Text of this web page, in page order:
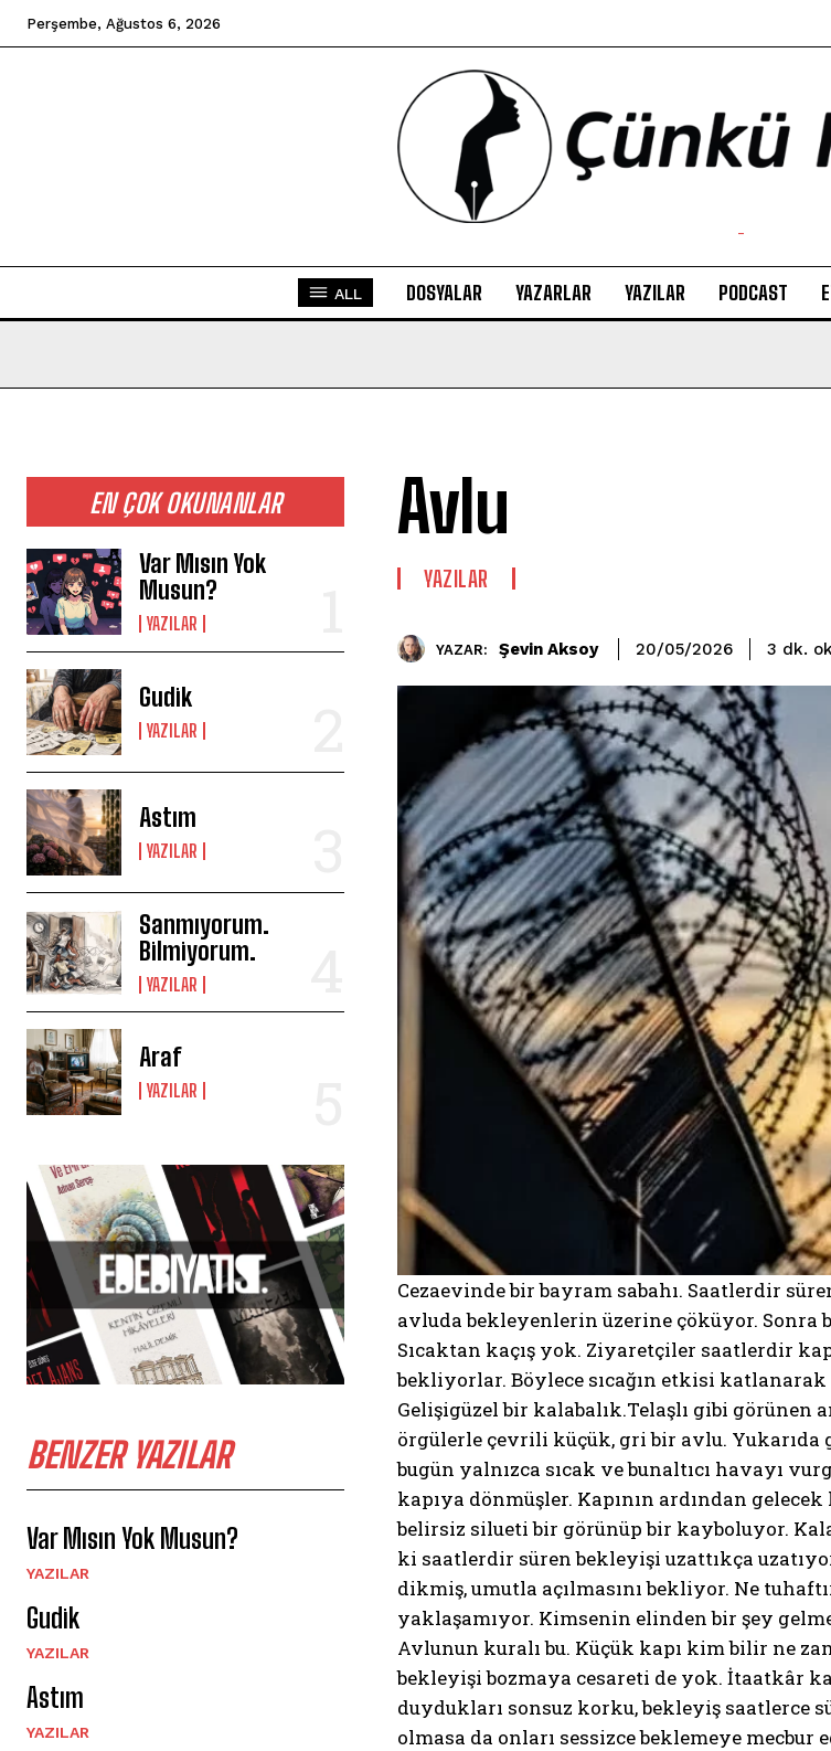
Perşembe, Ağustos 6, 2026
-
ALL DOSYALAR YAZARLAR YAZILAR PODCAST
EN ÇOK OKUNANLAR
Var Mısın Yok
Musun?
YAZILAR
Gudik
YAZILAR
Astım
YAZILAR
Sanmıyorum.
Bilmiyorum.
YAZILAR
Araf
YAZILAR
BENZER YAZILAR
Var Mısın Yok Musun?
YAZILAR
Gudik
YAZILAR
Astım
YAZILAR
Avlu
YAZILAR
YAZAR: Şevin Aksoy 20/05/2026 3 dk.
Cezaevinde bir bayram sabahı. Saatlerdir
avluda bekleyenlerin üzerine çöküyor.
Sıcaktan kaçış yok. Ziyaretçiler saatlerdir
bekliyorlar. Böylece sıcağın etkisi
Gelişigüzel bir kalabalık.Telaşlı gibi
örgülerle çevrili küçük, gri bir avlu. Yukarıda
bugün yalnızca sıcak ve bunaltıcı havayı
kapıya dönmüşler. Kapının ardından
belirsiz silueti bir görünüp bir kayboluyor.
ki saatlerdir süren bekleyişi uzattıkça
dikmiş, umutla açılmasını bekliyor. Ne
yaklaşamıyor. Kimsenin elinden bir şey
Avlunun kuralı bu. Küçük kapı kim bilir ne
bekleyişi bozmaya cesareti de yok. İtaatkâr
duydukları sonsuz korku, bekleyiş saatlerce
olmasa da onları sessizce beklemeye